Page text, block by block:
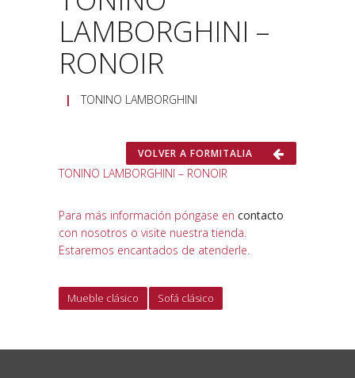
LAMBORGHINI –
RONOIR
| TONINO LAMBORGHINI
VOLVER A FORMITALIA
TONINO LAMBORGHINI – RONOIR
Para más información póngase en contacto
con nosotros o visite nuestra tienda.
Estaremos encantados de atenderle.
Mueble clásico Sofá clásico